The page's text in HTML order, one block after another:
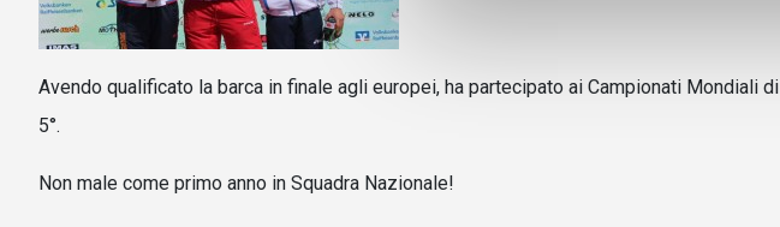
Avendo qualificato la barca in finale agli europei, ha partecipato ai Campionati Mondiali di
5°.
Non male come primo anno in Squadra Nazionale!